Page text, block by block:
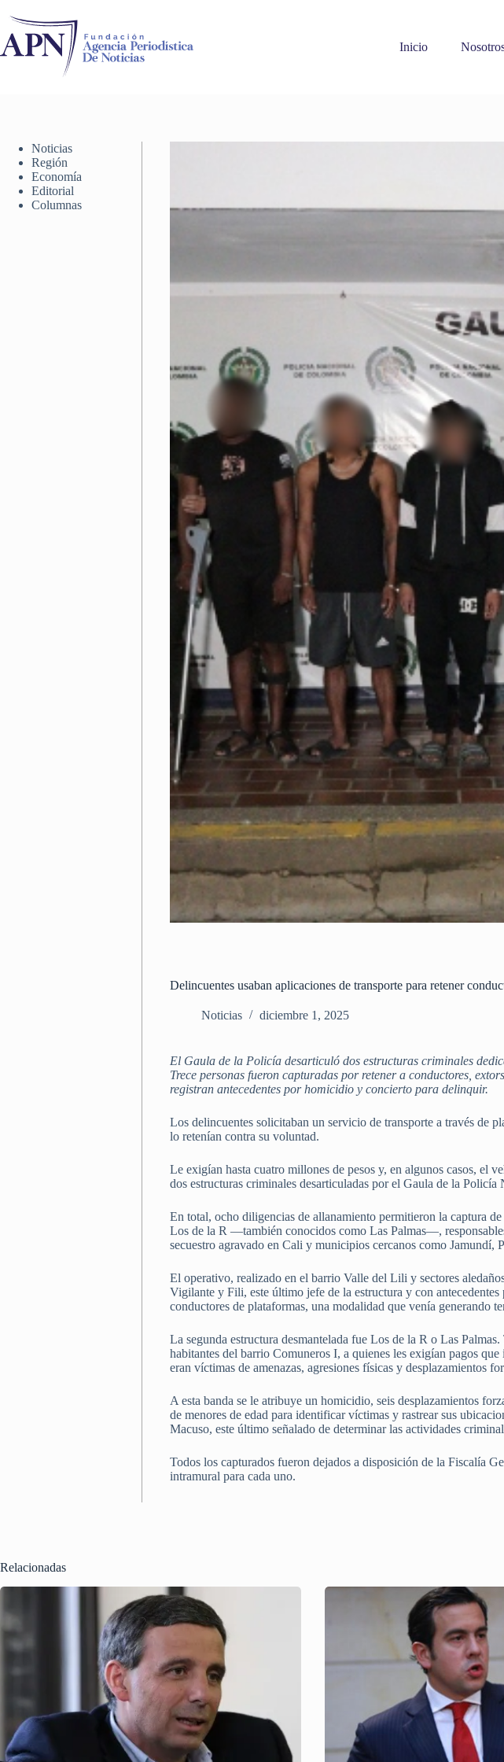
contenido
Inicio
Delincuentes usaban aplicaciones de transporte para retener
Noticias diciembre 1, 2025
El Gaula de la Policía desarticuló dos estructuras criminales
Trece personas fueron capturadas por retener a conductores,
registran antecedentes por homicidio y concierto para delinquir.
Los delincuentes solicitaban un servicio de transporte a través de
lo retenían contra su voluntad.
Le exigían hasta cuatro millones de pesos y, en algunos casos, el
dos estructuras criminales desarticuladas por el Gaula de la
En total, ocho diligencias de allanamiento permitieron la captura
Los de la R —también conocidos como Las Palmas—,
secuestro agravado en Cali y municipios cercanos como Jamundí,
El operativo, realizado en el barrio Valle del Lili y sectores
Vigilante y Fili, este último jefe de la estructura y con
conductores de plataformas, una modalidad que venía generando
La segunda estructura desmantelada fue Los de la R o Las
habitantes del barrio Comuneros I, a quienes les exigían pagos
eran víctimas de amenazas, agresiones físicas y desplazamientos
A esta banda se le atribuye un homicidio, seis desplazamientos
de menores de edad para identificar víctimas y rastrear sus
Macuso, este último señalado de determinar las actividades
Todos los capturados fueron dejados a disposición de la Fiscalía
intramural para cada uno.
Noticias
Región
Economía
Editorial
Columnas
Relacionadas